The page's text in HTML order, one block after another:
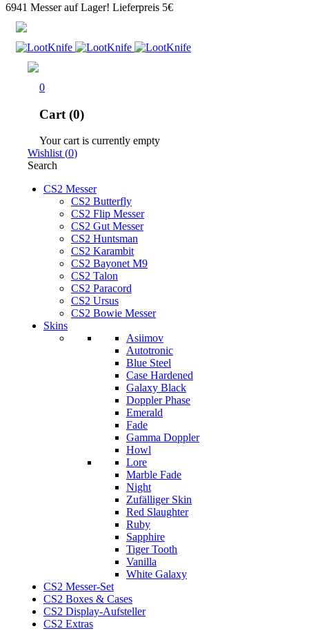
6941 Messer auf Lager! Lieferpreis 5€
0
Cart (0)
Your cart is currently empty
Wishlist (0)
Search
CS2 Messer
CS2 Butterfly
CS2 Flip Messer
CS2 Gut Messer
CS2 Huntsman
CS2 Karambit
CS2 Bayonet M9
CS2 Talon
CS2 Paracord
CS2 Ursus
CS2 Bowie Messer
Skins
Asiimov
Autotronic
Blue Steel
Case Hardened
Galaxy Black
Doppler Phase
Emerald
Fade
Gamma Doppler
Howl
Lore
Marble Fade
Night
Zufälliger Skin
Red Slaughter
Ruby
Sapphire
Tiger Tooth
Vanilla
White Galaxy
CS2 Messer-Set
CS2 Boxes & Cases
CS2 Display-Aufsteller
CS2 Extras